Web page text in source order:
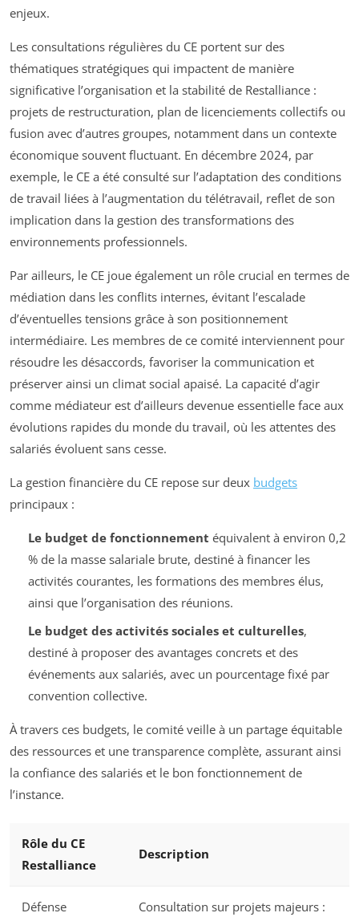
enjeux.
Les consultations régulières du CE portent sur des
thématiques stratégiques qui impactent de manière
significative l’organisation et la stabilité de Restalliance :
projets de restructuration, plan de licenciements collectifs ou
fusion avec d’autres groupes, notamment dans un contexte
économique souvent fluctuant. En décembre 2024, par
exemple, le CE a été consulté sur l’adaptation des conditions
de travail liées à l’augmentation du télétravail, reflet de son
implication dans la gestion des transformations des
environnements professionnels.
Par ailleurs, le CE joue également un rôle crucial en termes de
médiation dans les conflits internes, évitant l’escalade
d’éventuelles tensions grâce à son positionnement
intermédiaire. Les membres de ce comité interviennent pour
résoudre les désaccords, favoriser la communication et
préserver ainsi un climat social apaisé. La capacité d’agir
comme médiateur est d’ailleurs devenue essentielle face aux
évolutions rapides du monde du travail, où les attentes des
salariés évoluent sans cesse.
La gestion financière du CE repose sur deux budgets
principaux :
Le budget de fonctionnement équivalent à environ 0,2
% de la masse salariale brute, destiné à financer les
activités courantes, les formations des membres élus,
ainsi que l’organisation des réunions.
Le budget des activités sociales et culturelles,
destiné à proposer des avantages concrets et des
événements aux salariés, avec un pourcentage fixé par
convention collective.
À travers ces budgets, le comité veille à un partage équitable
des ressources et une transparence complète, assurant ainsi
la confiance des salariés et le bon fonctionnement de
l’instance.
Rôle du CE
Restalliance
Description
Défense
Consultation sur projets majeurs :